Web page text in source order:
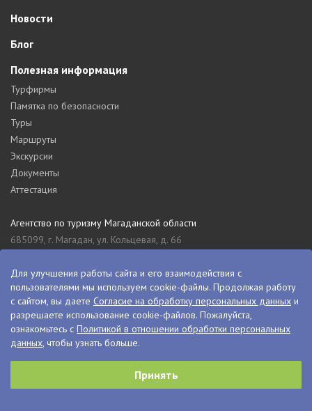
Новости
Блог
Полезная информация
Турфирмы
Памятка по безопасности
Туры
Маршруты
Экскурсии
Документы
Аттестация
Агентство по туризму Магаданской области
685099, г. Магадан, ул. Кольцевая, д. 66
8 (4132) 61-76-67
Туристский информационный центр Магаданской области
685000, г. Магадан, ул. Пролетарская, д. 11
visitkolyma@mail.ru
+7 (4132) 60-70-11
+7 (4132) 61-73-15
Для улучшения работы сайта и его взаимодействия с
пользователями мы используем cookie-файлы. Продолжая работу
с сайтом, вы даете Согласие на обработку персональных данных и
разрешаете использование cookie-файлов. Пожалуйста,
ознакомьтесь с Политикой в отношении обработки персональных
данных, чтобы узнать больше.
Принять